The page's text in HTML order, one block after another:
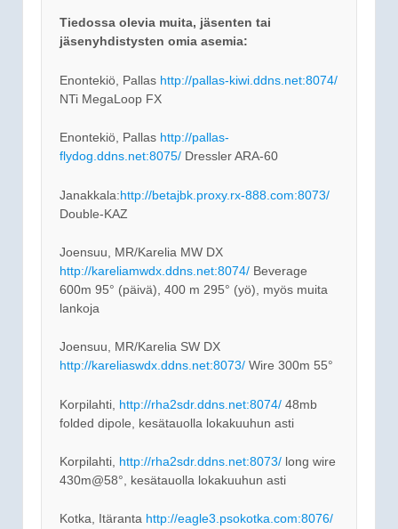
Tiedossa olevia muita, jäsenten tai
jäsenyhdistysten omia asemia:
Enontekiö, Pallas http://pallas-kiwi.ddns.net:8074/
NTi MegaLoop FX
Enontekiö, Pallas http://pallas-
flydog.ddns.net:8075/ Dressler ARA-60
Janakkala:http://betajbk.proxy.rx-888.com:8073/
Double-KAZ
Joensuu, MR/Karelia MW DX
http://kareliamwdx.ddns.net:8074/ Beverage
600m 95° (päivä), 400 m 295° (yö), myös muita
lankoja
Joensuu, MR/Karelia SW DX
http://kareliaswdx.ddns.net:8073/ Wire 300m 55°
Korpilahti, http://rha2sdr.ddns.net:8074/ 48mb
folded dipole, kesätauolla lokakuuhun asti
Korpilahti, http://rha2sdr.ddns.net:8073/ long wire
430m@58°, kesätauolla lokakuuhun asti
Kotka, Itäranta http://eagle3.psokotka.com:8076/